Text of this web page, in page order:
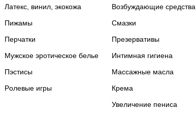
Латекс, винил, экокожа
Пижамы
Перчатки
Мужское эротическое белье
Пэстисы
Pолевые игры
Возбуждающие средства
Смазки
Презервативы
Интимная гигиена
Массажные масла
Крема
Увеличение пениса